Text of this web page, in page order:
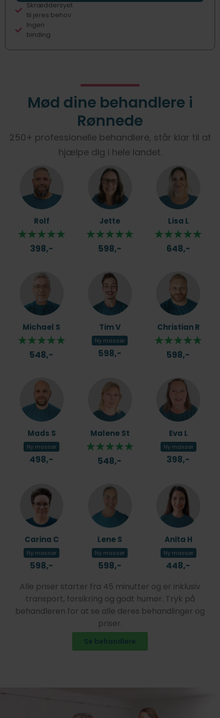
Skræddersyet
til jeres behov
Ingen
binding
Mød dine behandlere i
Rønnede
250+ professionelle behandlere, står klar til at
hjælpe dig i hele landet.
Rolf
398,-
Jette
598,-
Lisa L
648,-
Michael S
548,-
Tim V
Ny massør
598,-
Christian R
598,-
Mads S
Ny massør
498,-
Malene St
548,-
Eva L
Ny massør
398,-
Carina C
Ny massør
598,-
Lene S
Ny massør
598,-
Anita H
Ny massør
448,-
Alle priser starter fra 45 minutter og er inklusiv
transport, forsikring og godt humør. Tryk på
behandleren for at se alle deres behandlinger og
priser.
Se behandlere